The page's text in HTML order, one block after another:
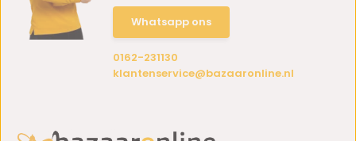
Whatsapp ons
0162-231130
klantenservice@bazaaronline.nl